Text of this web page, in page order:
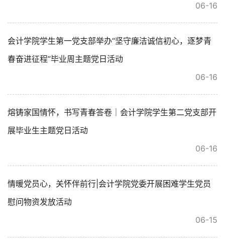
06-16
会计学院学生第一党支部举办“坚守廉洁诚信初心，逐梦青
春奋进征程”毕业周主题党日活动
06-16
熔铸家国情怀，书写青春答卷｜会计学院学生第二党支部开
展毕业生主题党日活动
06-16
情暖党员心，关怀伴前行|会计学院党委开展困难学生党员
慰问物资发放活动
06-15